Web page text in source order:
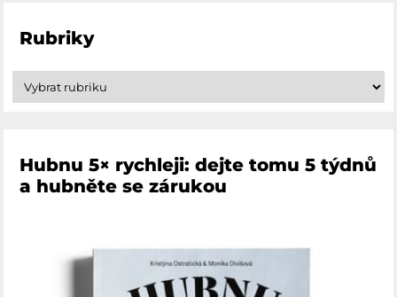
Rubriky
Hubnu 5× rychleji: dejte tomu 5 týdnů
a hubněte se zárukou